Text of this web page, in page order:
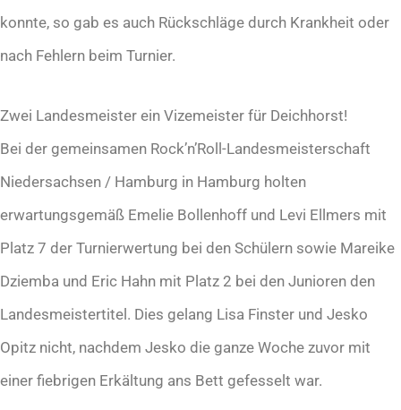
konnte, so gab es auch Rückschläge durch Krankheit oder
nach Fehlern beim Turnier.
Zwei Landesmeister ein Vizemeister für Deichhorst!
Bei der gemeinsamen Rock’n’Roll-Landesmeisterschaft
Niedersachsen / Hamburg in Hamburg holten
erwartungsgemäß Emelie Bollenhoff und Levi Ellmers mit
Platz 7 der Turnierwertung bei den Schülern sowie Mareike
Dziemba und Eric Hahn mit Platz 2 bei den Junioren den
Landesmeistertitel. Dies gelang Lisa Finster und Jesko
Opitz nicht, nachdem Jesko die ganze Woche zuvor mit
einer fiebrigen Erkältung ans Bett gefesselt war.